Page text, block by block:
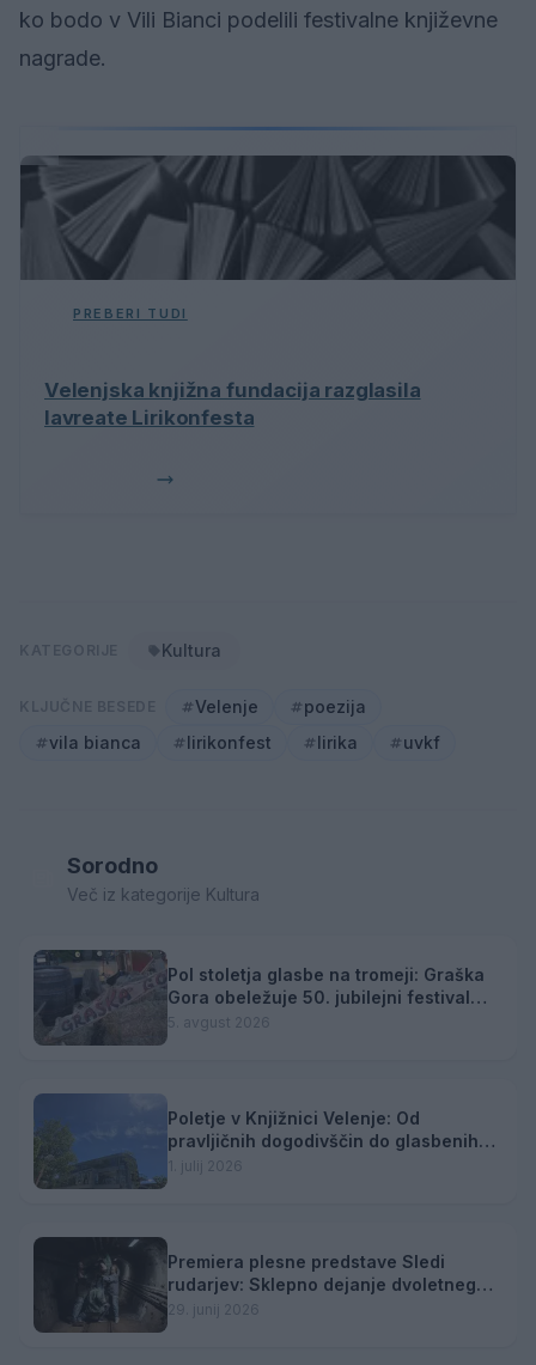
ko bodo v Vili Bianci podelili festivalne književne
nagrade.
PREBERI TUDI
Velenjska knjižna fundacija razglasila
lavreate Lirikonfesta
Kultura
Velenje
poezija
vila bianca
lirikonfest lirika uvkf
Sorodno
Več iz kategorije Kultura
Pol stoletja glasbe na tromeji: Graška
Gora obeležuje 50. jubilejni festival
narodno-zabavne glasbe
5. avgust 2026
Poletje v Knjižnici Velenje: Od
pravljičnih dogodivščin do glasbenih
zgodb in popotniških utrinkov
1. julij 2026
Premiera plesne predstave Sledi
rudarjev: Sklepno dejanje dvoletnega
projekta
29. junij 2026